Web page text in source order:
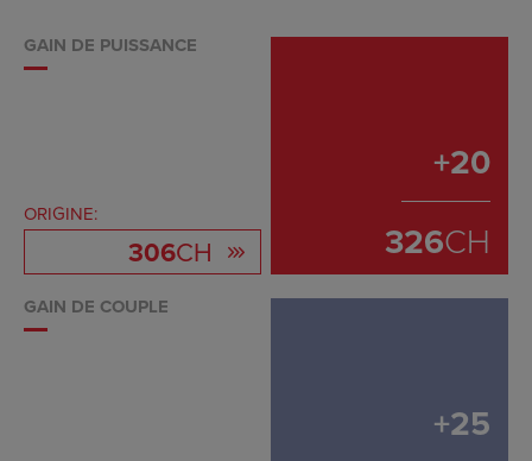
GAIN DE PUISSANCE
ORIGINE:
306CH
+20
326CH
GAIN DE COUPLE
+25